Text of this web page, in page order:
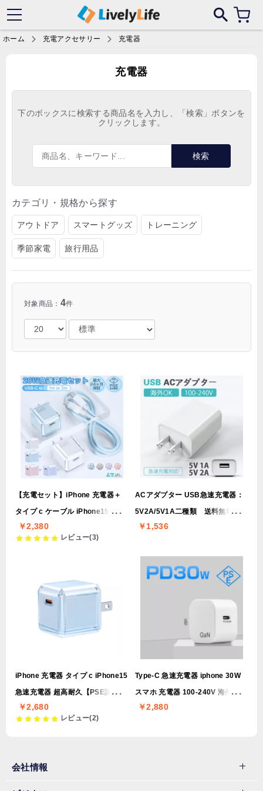
各サイトにある偽サイトにご注意ください！
ホーム 充電アクセサリー 充電器
充電器
下のボックスに検索する商品名を入力し、「検索」ボタンを
クリックします。
検索
カテゴリ・規格から探す
アウトドア スマートグッズ トレーニング
季節家電 旅行用品
対象商品： 4件
【充電セット】iPhone 充電器＋
タイプ c ケーブル iPhone15 急速
充電器 超高耐久【PSE認証】
￥2,380
レビュー(3)
ACアダプター USB急速充電器：
5V2A/5V1A二種類 送料無料
￥1,536
iPhone 充電器 タイプ c iPhone15
急速充電器 超高耐久【PSE認証】
￥2,680
レビュー(2)
Type-C 急速充電器 iphone 30W
スマホ 充電器 100-240V 海外対応
iPad Airpods iPhone PSE認証済
￥2,880
会社情報